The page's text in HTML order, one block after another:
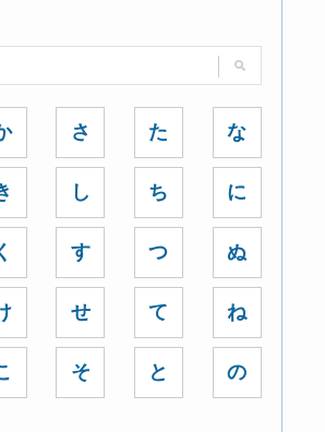
さ
し
す
せ
そ
た
ち
つ
て
と
な
に
ぬ
ね
の